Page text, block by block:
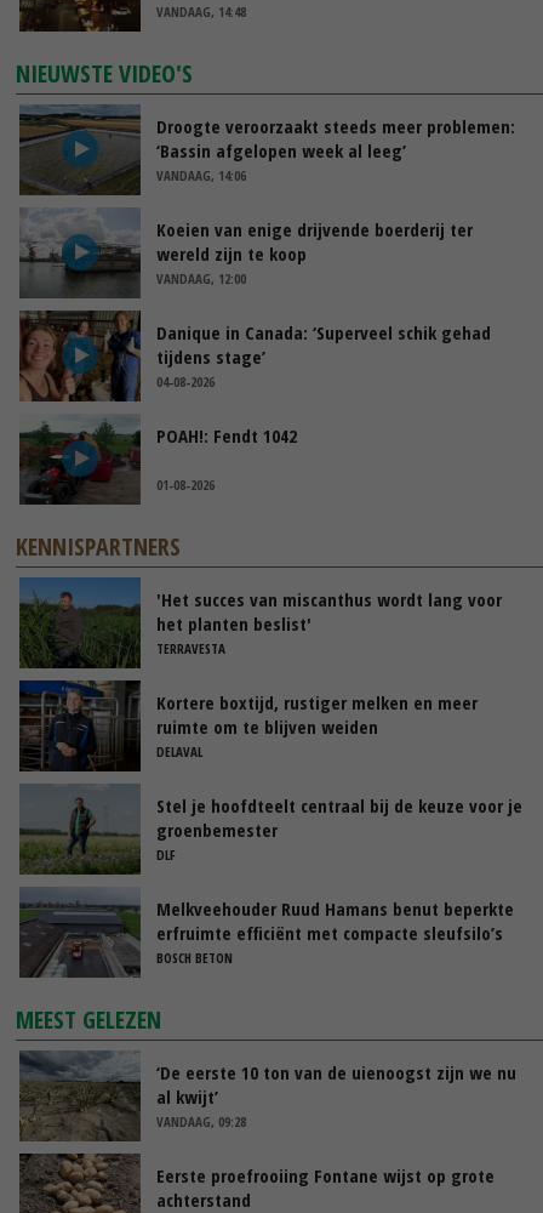
VANDAAG, 14:48
NIEUWSTE VIDEO'S
Droogte veroorzaakt steeds meer problemen:
‘Bassin afgelopen week al leeg’
VANDAAG, 14:06
Koeien van enige drijvende boerderij ter
wereld zijn te koop
VANDAAG, 12:00
Danique in Canada: ‘Superveel schik gehad
tijdens stage’
04-08-2026
POAH!: Fendt 1042
01-08-2026
KENNISPARTNERS
'Het succes van miscanthus wordt lang voor
het planten beslist'
TERRAVESTA
Kortere boxtijd, rustiger melken en meer
ruimte om te blijven weiden
DELAVAL
Stel je hoofdteelt centraal bij de keuze voor je
groenbemester
DLF
Melkveehouder Ruud Hamans benut beperkte
erfruimte efficiënt met compacte sleufsilo’s
BOSCH BETON
MEEST GELEZEN
‘De eerste 10 ton van de uienoogst zijn we nu
al kwijt’
VANDAAG, 09:28
Eerste proefrooiing Fontane wijst op grote
achterstand